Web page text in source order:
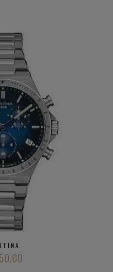
collectie van de Certina of
,we beantwoorden uw
ruime aanbod
.